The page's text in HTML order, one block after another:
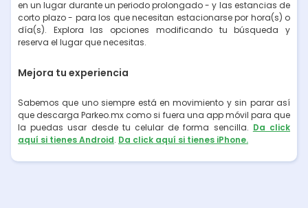
en un lugar durante un periodo prolongado - y las estancias de
corto plazo - para los que necesitan estacionarse por hora(s) o
día(s). Explora las opciones modificando tu búsqueda y
reserva el lugar que necesitas.
Mejora tu experiencia
Sabemos que uno siempre está en movimiento y sin parar así
que descarga Parkeo.mx como si fuera una app móvil para que
la puedas usar desde tu celular de forma sencilla. Da click
aquí si tienes Android. Da click aquí si tienes iPhone.